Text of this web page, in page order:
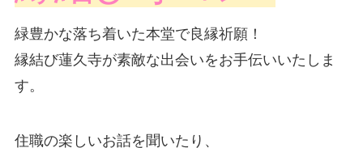
緑豊かな落ち着いた本堂で良縁祈願！
縁結び蓮久寺が素敵な出会いをお手伝いいたしま
す。
住職の楽しいお話を聞いたり、